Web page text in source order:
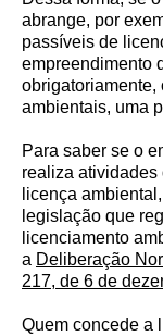
abrange, por
passíveis de
empreendimento
obrigatoriamente,
ambientais, uma
Para saber se o
realiza atividades
licença
legislação que
licenciamento
a Deliberação
217, de 6 de
Quem concede a